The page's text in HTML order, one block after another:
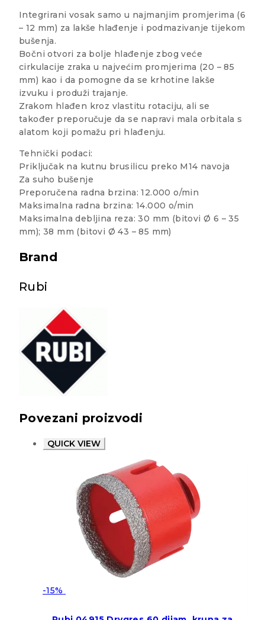
Integrirani vosak samo u najmanjim promjerima (6
– 12 mm) za lakše hlađenje i podmazivanje tijekom
bušenja.
Bočni otvori za bolje hlađenje zbog veće
cirkulacije zraka u najvećim promjerima (20 – 85
mm) kao i da pomogne da se krhotine lakše
izvuku i produži trajanje.
Zrakom hlađen kroz vlastitu rotaciju, ali se
također preporučuje da se napravi mala orbitala s
alatom koji pomažu pri hlađenju.
Tehnički podaci:
Priključak na kutnu brusilicu preko M14 navoja
Za suho bušenje
Preporučena radna brzina: 12.000 o/min
Maksimalna radna brzina: 14.000 o/min
Maksimalna debljina reza: 30 mm (bitovi Ø 6 – 35
mm); 38 mm (bitovi Ø 43 – 85 mm)
Brand
Rubi
Povezani proizvodi
QUICK VIEW
-15%